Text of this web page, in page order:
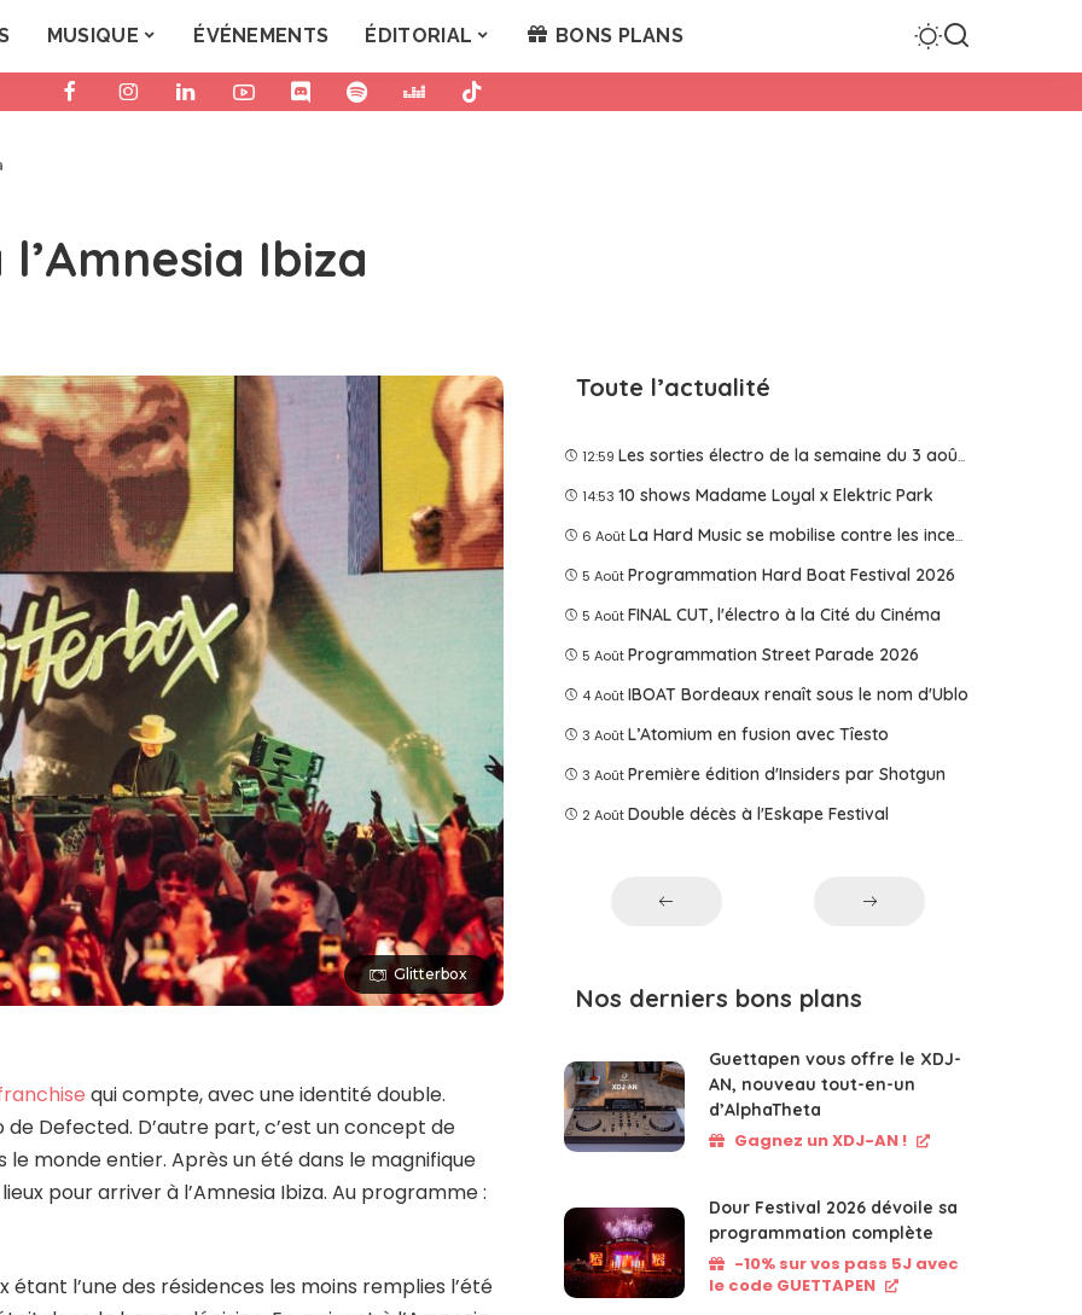
MUSIQUE ÉVÉNEMENTS ÉDITORIAL BONS PLANS
Ibiza
Glitterbox
qui compte, avec une identité double.
de Defected. D’autre part, c’est un concept de
monde entier. Après un été dans le magnifique
pour arriver à l’Amnesia Ibiza. Au programme :
l’une des résidences les moins remplies l’été
Toute l’actualité
12:59 Les sorties électro de la semaine du 3 août 2026
14:53 10 shows Madame Loyal x Elektric Park
6 Août La Hard Music se mobilise contre les incendies
5 Août Programmation Hard Boat Festival 2026
5 Août FINAL CUT, l'électro à la Cité du Cinéma
5 Août Programmation Street Parade 2026
4 Août IBOAT Bordeaux renaît sous le nom d'Ublo
3 Août L’Atomium en fusion avec Tîesto
3 Août Première édition d'Insiders par Shotgun
2 Août Double décès à l'Eskape Festival
Nos derniers bons plans
Guettapen vous offre le XDJ-
AN, nouveau tout-en-un
d’AlphaTheta
Gagnez un XDJ-AN !
Dour Festival 2026 dévoile sa
programmation complète
-10% sur vos pass 5J avec
le code GUETTAPEN